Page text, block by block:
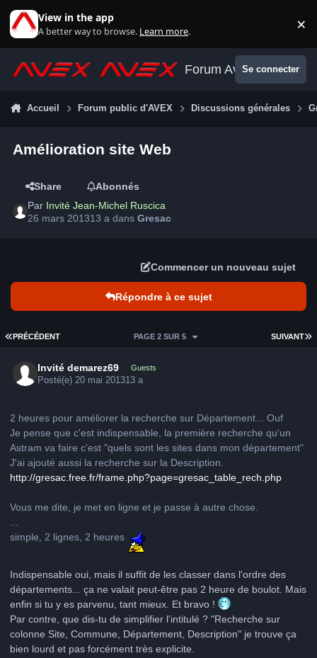
View in the app
A better way to browse. Learn more. ×
Forum AvexSe connecter
Accueil Forum public d'AVEX Discussions générales
Amélioration site Web
Share
Abonnés
Par Invité Jean-Michel Ruscica
26 mars 201313 a dansGresac
Commencer un nouveau sujet
Répondre à ce sujet
PREMIÈRE PAGE
PRÉCÉDENT SUIVANT
PAGE 2 SUR 5
Invité demarez69 Guests
Posté(e)20 mai 201313 a
2 heures pour améliorer la recherche sur Département... Ouf
Je pense que c'est indispensable, la première recherche qu'un
Astram va faire c'est "quels sont les sites dans mon département"
J'ai ajouté aussi la recherche sur la Description.
http://gresac.free.fr/frame.php?page=gresac_table_rech.php
Vous me dite, je met en ligne et je passe à autre chose.
simple, 2 lignes, 2 heures
Indispensable oui, mais il suffit de les classer dans l'ordre des
départements... ça ne valait peut-être pas 2 heure de boulot. Mais
enfin si tu y es parvenu, tant mieux. Et bravo !
Par contre, que dis-tu de simplifier l'intitulé ? "Recherche sur
colonne Site, Commune, Département, Description" je trouve ça
bien lourd et pas forcément très explicite.